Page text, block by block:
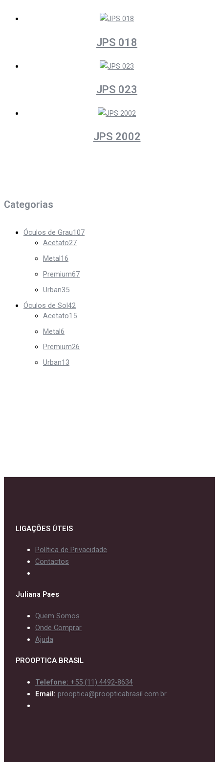
JPS 018
JPS 023
JPS 2002
Categorias
Óculos de Grau107
Acetato27
Metal16
Premium67
Urban35
Óculos de Sol42
Acetato15
Metal6
Premium26
Urban13
LIGAÇÕES ÚTEIS
Política de Privacidade
Contactos
Juliana Paes
Quem Somos
Onde Comprar
Ajuda
PROOPTICA BRASIL
Telefone: +55 (11) 4492-8634
Email: prooptica@proopticabrasil.com.br